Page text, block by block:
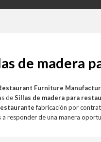
de madera
Furniture
deSillas de madera para
fabricación por
a responder de una manera